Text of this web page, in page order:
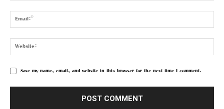
Save my name, email, and website in this browser for the next time I comment.